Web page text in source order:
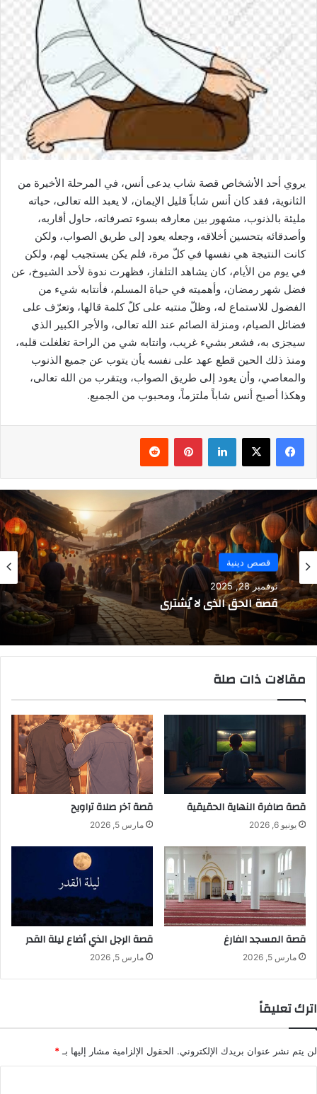
يروي أحد الأشخاص قصة شاب يدعى أنس، في المرحلة الأخيرة من
الثانوية، فقد كان أنس شاباً قليل الإيمان، لا يعبد الله تعالى، حياته
مليئة بالذنوب، مشهور بين معارفه بسوء تصرفاته، حاول أقاربه،
وأصدقائه بتحسين أخلاقه، وجعله يعود إلى طريق الصواب، ولكن
كانت النتيجة هي نفسها في كلّ مرة، فلم يكن يستجيب لهم، ولكن
في يوم من الأيام، كان يشاهد التلفاز، فظهرت ندوة لأحد الشيوخ، عن
فضل شهر رمضان، وأهميته في حياة المسلم، فأنتابه شيء من
الفضول للاستماع له، وظلّ منتبه على كلّ كلمة قالها، وتعرّف على
فضائل الصيام، ومنزلة الصائم عند الله تعالى، والأجر الكبير الذي
سيجزى به، فشعر بشيء غريب، وانتابه شي من الراحة تغلغلت قلبه،
ومنذ ذلك الحين قطع عهد على نفسه يأن يتوب عن جميع الذنوب
والمعاصي، وأن يعود إلى طريق الصواب، ويتقرب من الله تعالى،
وهكذا أصبح أنس شاباً ملتزماً، ومحبوب من الجميع.
فيسبوك ‫X لينكدإن بينتيريست
قصص دينية
نوفمبر 28, 2025
قصة الحق الذي لا يُشترى
مقالات ذات صلة
قصة صافرة النهاية الحقيقية
يونيو 6, 2026
قصة آخر صلاة تراويح
مارس 5, 2026
قصة المسجد الفارغ
مارس 5, 2026
قصة الرجل الذي أضاع ليلة القدر
مارس 5, 2026
اترك تعليقاً
لن يتم نشر عنوان بريدك الإلكتروني. الحقول الإلزامية مشار إليها بـ*